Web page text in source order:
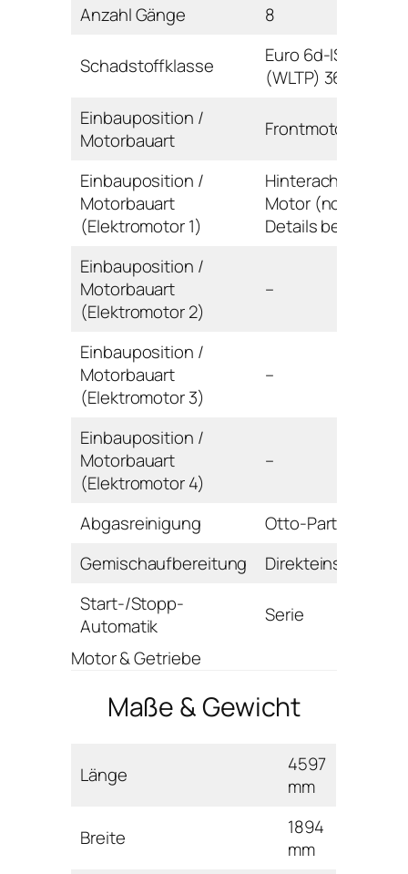
Anzahl Gänge
8
Schadstoffklasse
Euro 6d-ISC-FCM
(WLTP) 36AP-AR
Einbauposition /
Motorbauart
Frontmotor / Reihe
Einbauposition /
Motorbauart
(Elektromotor 1)
Hinterachse / E-
Motor (noch keine
Details bekannt)
Einbauposition /
Motorbauart
(Elektromotor 2)
–
Einbauposition /
Motorbauart
(Elektromotor 3)
–
Einbauposition /
Motorbauart
(Elektromotor 4)
–
Abgasreinigung
Otto-Partikelfilter
Gemischaufbereitung
Direkteinspritzung
Start-/Stopp-
Automatik
Serie
Motor & Getriebe
Maße & Gewicht
Länge
4597
mm
Breite
1894
mm